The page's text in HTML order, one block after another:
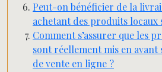
Peut-on bénéficier de la
achetant des produits
Comment s’assurer que les
sont réellement mis en
de vente en ligne ?